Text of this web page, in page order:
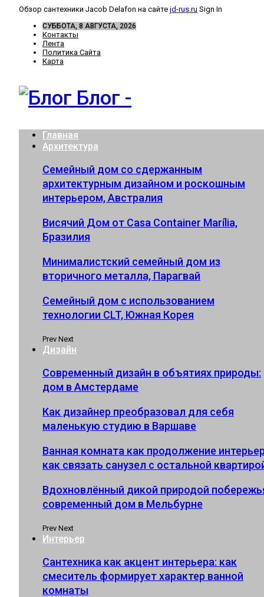
Обзор сантехники Jacob Delafon на сайте jd-rus.ru Sign In
СУББОТА, 8 АВГУСТА, 2026
Контакты
Лента
Политика Сайта
Карта
Блог -
Главная
Архитектура
Семейный дом со сдержанным
архитектурным дизайном и роскошным
интерьером, Австралия
Висячий Дом от Casa Container Marília,
Бразилия
Минималистский семейный дом из
вторичного металла, Парагвай
Семейный дом с использованием
технологии CLT, Южная Корея
Prev Next
Дизайн
Современный дизайн в объятиях природы:
дом в Амстердаме
Как дизайнер преобразовал для себя
маленькую студию в Варшаве
Ванная комната как продолжение
как связать санузел с остальной
Вдохновлённый дикой природой
современный дом в Мельбурне
Prev Next
Интерьер
Сантехника как акцент интерьера: как
смеситель формирует характер ванной
комнаты